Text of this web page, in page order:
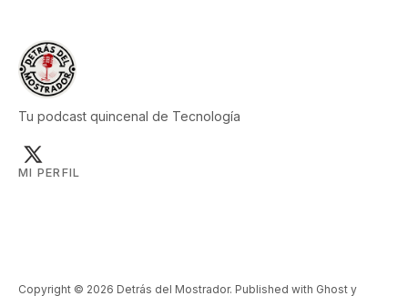
Tu podcast quincenal de Tecnología
MI PERFIL
Copyright © 2026 Detrás del Mostrador. Published with Ghost y